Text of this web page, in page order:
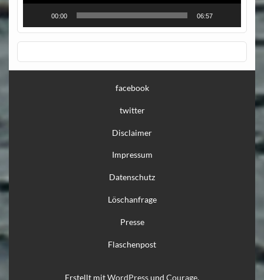
00:00 06:57
facebook
twitter
Disclaimer
Impressum
Datenschutz
Löschanfrage
Presse
Flaschenpost
Erstellt mitWordPressund Courage.